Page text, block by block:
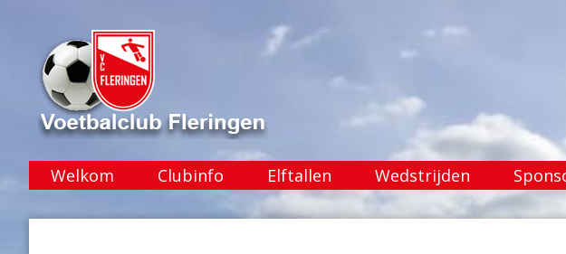
Welkom Clubinfo Elftallen Wedstrijden